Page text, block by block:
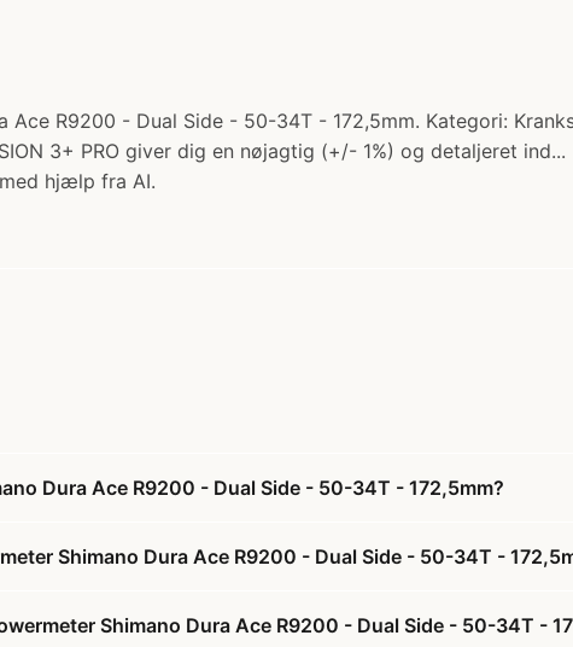
Ace R9200 - Dual Side - 50-34T - 172,5mm. Kategori:
3+ PRO giver dig en nøjagtig (+/- 1%) og detaljeret
hjælp fra AI.
Dura Ace R9200 - Dual Side - 50-34T - 172,5mm?
Shimano Dura Ace R9200 - Dual Side - 50-34T -
Shimano Dura Ace R9200 - Dual Side - 50-34T -